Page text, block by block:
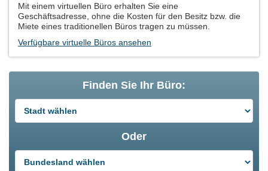
Mit einem virtuellen Büro erhalten Sie eine
Geschäftsadresse, ohne die Kosten für den Besitz bzw. die
Miete eines traditionellen Büros tragen zu müssen.
Verfügbare virtuelle Büros ansehen
Finden Sie Ihr Büro:
Oder